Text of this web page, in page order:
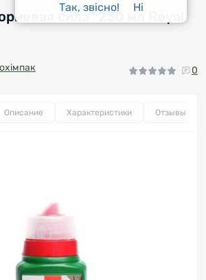
сила" 250 мл Royal
0
Описание Характеристики Отзывы
Так, звісно!
Ні